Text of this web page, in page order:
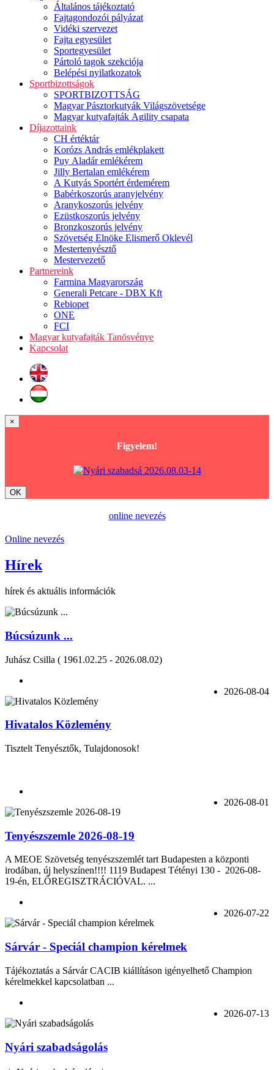
Általános tájékoztató
Fajtagondozói pályázat
Vidéki szervezet
Fajta egyesület
Sportegyesület
Pártoló tagok szekciója
Belépési nyilatkozatok
Sportbizottságok
SPORTBIZOTTSÁG
Magyar Pásztorkutyák Világszövetsége
Magyar kutyafajták Agility csapata
Díjazottaink
CH értéktár
Korózs András emlékplakett
Puy Aladár emlékérem
Jilly Bertalan emlékérem
A Kutyás Sportért érdemérem
Babérkoszorús aranyjelvény
Aranykoszorús jelvény
Ezüstkoszorús jelvény
Bronzkoszorús jelvény
Szövetség Elnöke Elismerő Oklevél
Mestertenyésztő
Mestervezető
Partnereink
Farmina Magyarország
Generali Petcare - DBX Kft
Rebiopet
ONE
FCI
Magyar kutyafajták Tanösvénye
Kapcsolat
×
Figyelem!
OK
online nevezés
Online nevezés
Hírek
hírek és aktuális információk
Búcsúzunk ...
Juhász Csilla ( 1961.02.25 - 2026.08.02)
2026-08-04
Hivatalos Közlemény
Tisztelt Tenyésztők, Tulajdonosok!
2026-08-01
Tenyészszemle 2026-08-19
A MEOE Szövetség tenyészszemlét tart Budapesten a központi
irodában, új helyszínen!!!! 1119 Budapest Tétényi 130 - 2026-08-
19-én, ELŐREGISZTRÁCIÓVAL. ...
2026-07-22
Sárvár - Speciál champion kérelmek
Tájékoztatás a Sárvár CACIB kiállításon igényelhető Champion
kérelmekkel kapcsolatban ...
2026-07-13
Nyári szabadságolás